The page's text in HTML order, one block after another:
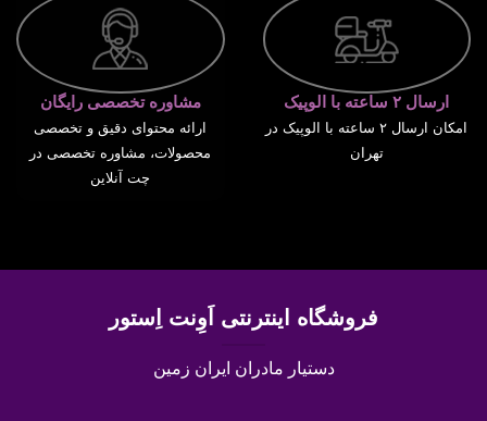
ارسال ۲ ساعته با الوپیک
امکان ارسال ۲ ساعته با الوپیک در
تهران
مشاوره تخصصی رایگان
ارائه محتوای دقیق و تخصصی
محصولات، مشاوره تخصصی در
چت آنلاین
فروشگاه اینترنتی اَوِنت اِستور
دستیار مادران ایران زمین